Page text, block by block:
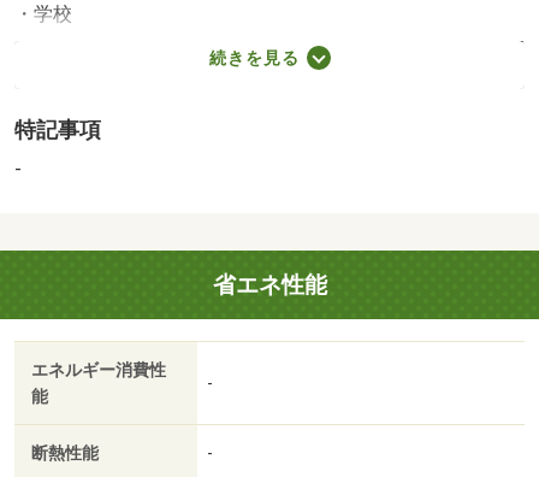
・学校
八千代市立八千代台西小学校（500m）、八千代市立八千代
インオーブンレンジや海外製食洗器、オート調理機能付き
コンロを備えた設備充実のキッチン シューズインクロー
インバブル 室内は無垢床や調湿性・耐火性の高い漆喰の
ぬり壁を採用 補修しながら長く大切にお住まいいただけ
る自然素材の注文住宅です♪ 【間取り備考】別途ウォーク
スルークローゼット、シューズインクローク、パントリー
あり 【設備・特記事項備考】浴室１．６×２．０Ｍ以上
国土法届出：不要
続きを見る
特記事項
-
省エネ性能
エネルギー消費性
能
-
断熱性能 -